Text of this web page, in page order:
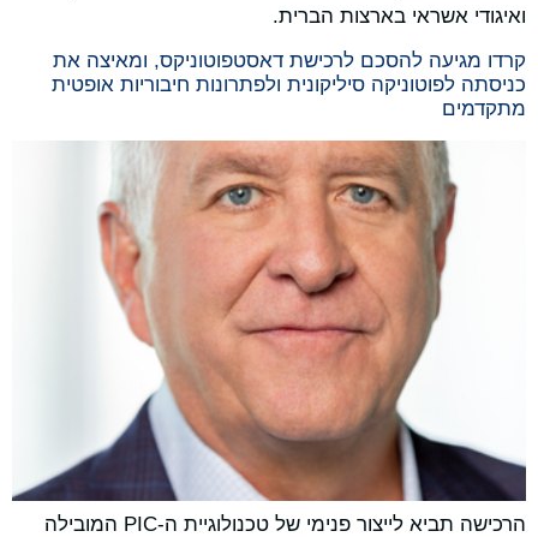
ואיגודי אשראי בארצות הברית.
קרדו מגיעה להסכם לרכישת דאסטפוטוניקס, ומאיצה את
כניסתה לפוטוניקה סיליקונית ולפתרונות חיבוריות אופטית
מתקדמים
הרכישה תביא לייצור פנימי של טכנולוגיית ה-PIC המובילה